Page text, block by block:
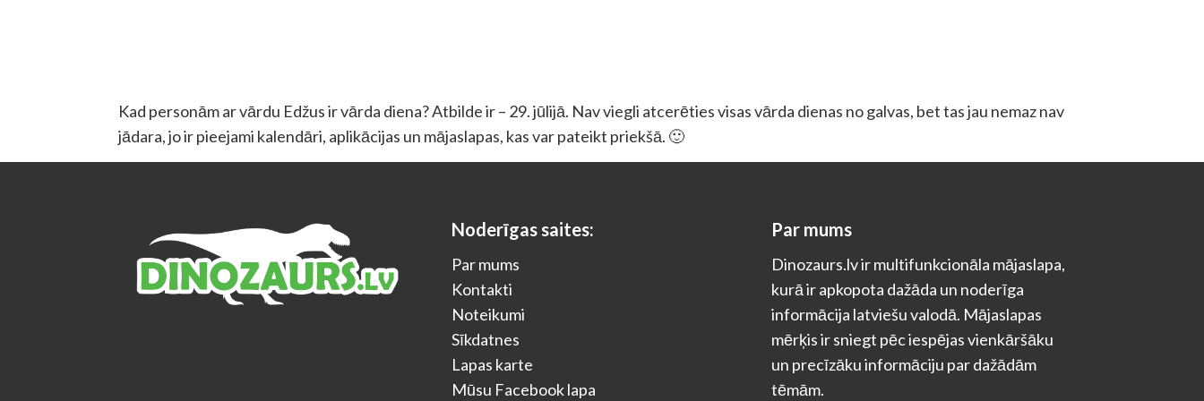
Kad personām ar vārdu Edžus ir vārda diena? Atbilde ir – 29. jūlijā. Nav viegli atcerēties visas vārda dienas no galvas, bet tas jau nemaz nav
jādara, jo ir pieejami kalendāri, aplikācijas un mājaslapas, kas var pateikt priekšā. 🙂
Noderīgas saites:
Par mums
Kontakti
Noteikumi
Sīkdatnes
Lapas karte
Mūsu Facebook lapa
Par mums
Dinozaurs.lv ir multifunkcionāla mājaslapa,
kurā ir apkopota dažāda un noderīga
informācija latviešu valodā. Mājaslapas
mērķis ir sniegt pēc iespējas vienkāršāku
un precīzāku informāciju par dažādām
tēmām.